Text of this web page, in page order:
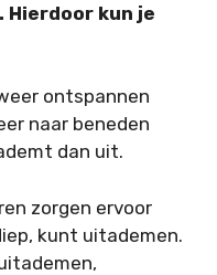
Hierdoor kun je
ontspannen
naar beneden
dan uit.
zorgen ervoor
kunt uitademen.